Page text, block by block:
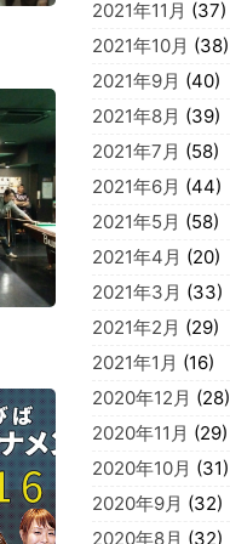
2021年11月 (37)
2021年10月 (38)
2021年9月 (40)
2021年8月 (39)
2021年7月 (58)
2021年6月 (44)
2021年5月 (58)
2021年4月 (20)
2021年3月 (33)
2021年2月 (29)
2021年1月 (16)
2020年12月 (28)
2020年11月 (29)
2020年10月 (31)
2020年9月 (32)
2020年8月 (32)